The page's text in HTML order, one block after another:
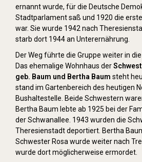
ernannt wurde, für die Deutsche
Stadtparlament saß und 1920 die
war. Sie wurde 1942 nach
starb dort 1944 an Unterernährung.
Der Weg führte die Gruppe weiter in die
Das ehemalige Wohnhaus der
geb. Baum und Bertha Baum steht
stand im Gartenbereich des heutigen
Bushaltestelle. Beide Schwestern
Bertha Baum lebte ab 1925 bei der
der Schwanallee. 1943 wurden die
Theresienstadt deportiert. Bertha
Schwester Rosa wurde weiter nach
wurde dort möglicherweise ermordet.